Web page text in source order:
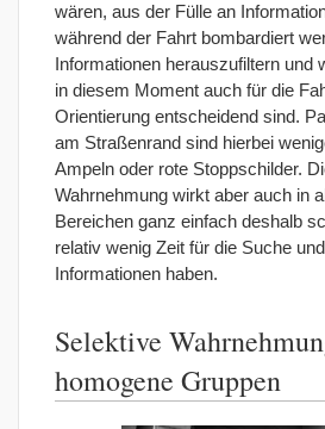
wären, aus der Fülle an
während der Fahrt bombardiert
Informationen herauszufiltern und
in diesem Moment auch für die
Orientierung entscheidend sind.
am Straßenrand sind hierbei
Ampeln oder rote Stoppschilder.
Wahrnehmung wirkt aber auch in
Bereichen ganz einfach deshalb
relativ wenig Zeit für die Suche
Informationen haben.
Selektive
homogene Gruppen